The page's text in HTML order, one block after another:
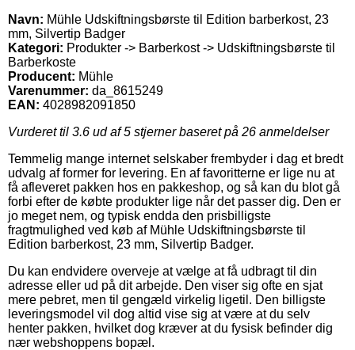
Navn: Mühle Udskiftningsbørste til Edition barberkost, 23
mm, Silvertip Badger
Kategori: Produkter -> Barberkost -> Udskiftningsbørste til
Barberkoste
Producent: Mühle
Varenummer: da_8615249
EAN: 4028982091850
Vurderet til 3.6 ud af 5 stjerner baseret på 26 anmeldelser
Temmelig mange internet selskaber frembyder i dag et bredt
udvalg af former for levering. En af favoritterne er lige nu at
få afleveret pakken hos en pakkeshop, og så kan du blot gå
forbi efter de købte produkter lige når det passer dig. Den er
jo meget nem, og typisk endda den prisbilligste
fragtmulighed ved køb af Mühle Udskiftningsbørste til
Edition barberkost, 23 mm, Silvertip Badger.
Du kan endvidere overveje at vælge at få udbragt til din
adresse eller ud på dit arbejde. Den viser sig ofte en sjat
mere pebret, men til gengæld virkelig ligetil. Den billigste
leveringsmodel vil dog altid vise sig at være at du selv
henter pakken, hvilket dog kræver at du fysisk befinder dig
nær webshoppens bopæl.